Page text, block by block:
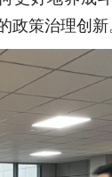
政策治理创新